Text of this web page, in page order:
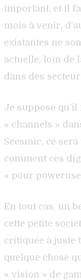
important, et il
mois à venir,
existantes ne
actuelle, loin de
dans des
Je suppose qu’il
« channels »
Seesmic, ce
comment ces
« pour
En tout cas, un
cette petite
critiquée à juste
quelque chose
« vision » de